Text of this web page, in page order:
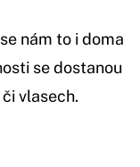
nám to i doma
se dostanou
vlasech.